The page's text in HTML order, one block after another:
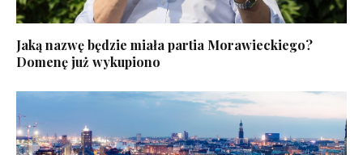
Jaką nazwę będzie miała partia Morawieckiego?
Domenę już wykupiono